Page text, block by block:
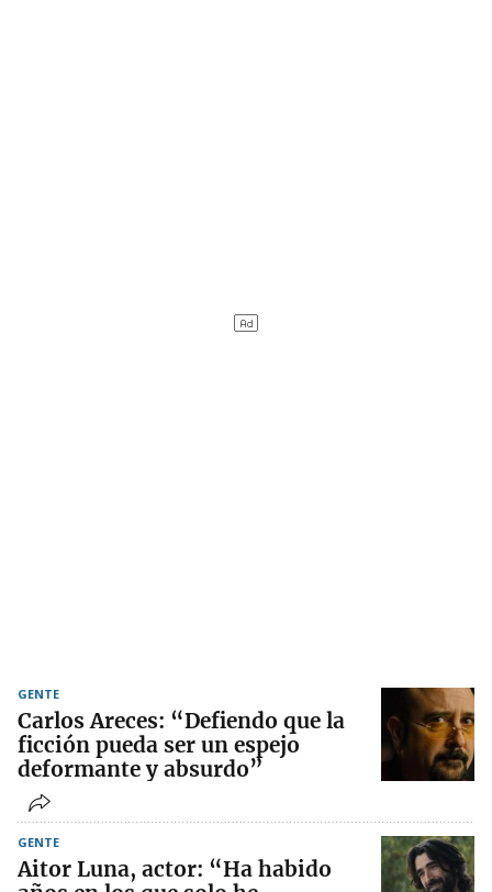
GENTE
Carlos Areces: “Defiendo que la
ficción pueda ser un espejo
deformante y absurdo”
GENTE
Aitor Luna, actor: “Ha habido